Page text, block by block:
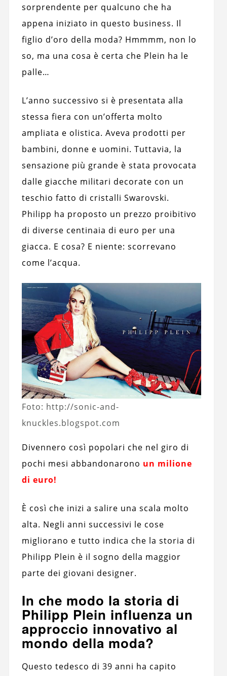
sorprendente per qualcuno che ha
appena iniziato in questo business. Il
figlio d’oro della moda? Hmmmm, non lo
so, ma una cosa è certa che Plein ha le
palle…
L’anno successivo si è presentata alla
stessa fiera con un’offerta molto
ampliata e olistica. Aveva prodotti per
bambini, donne e uomini. Tuttavia, la
sensazione più grande è stata provocata
dalle giacche militari decorate con un
teschio fatto di cristalli Swarovski.
Philipp ha proposto un prezzo proibitivo
di diverse centinaia di euro per una
giacca. E cosa? E niente: scorrevano
come l’acqua.
Foto: http://sonic-and-
knuckles.blogspot.com
Divennero così popolari che nel giro di
pochi mesi abbandonarono un milione
di euro!
È così che inizi a salire una scala molto
alta. Negli anni successivi le cose
migliorano e tutto indica che la storia di
Philipp Plein è il sogno della maggior
parte dei giovani designer.
In che modo la storia di
Philipp Plein influenza un
approccio innovativo al
mondo della moda?
Questo tedesco di 39 anni ha capito